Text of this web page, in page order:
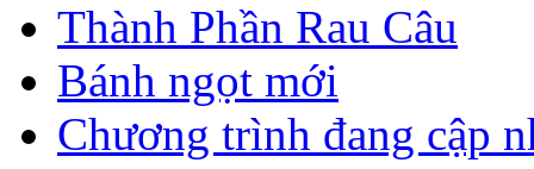
Thành Phần Rau Câu
Bánh ngọt mới
Chương trình đang cập